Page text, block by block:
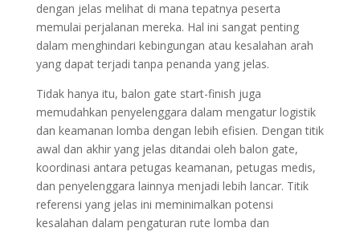
dengan jelas melihat di mana tepatnya peserta
memulai perjalanan mereka. Hal ini sangat penting
dalam menghindari kebingungan atau kesalahan arah
yang dapat terjadi tanpa penanda yang jelas.
Tidak hanya itu, balon gate start-finish juga
memudahkan penyelenggara dalam mengatur logistik
dan keamanan lomba dengan lebih efisien. Dengan titik
awal dan akhir yang jelas ditandai oleh balon gate,
koordinasi antara petugas keamanan, petugas medis,
dan penyelenggara lainnya menjadi lebih lancar. Titik
referensi yang jelas ini meminimalkan potensi
kesalahan dalam pengaturan rute lomba dan